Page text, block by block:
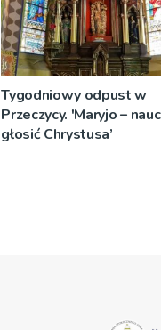
Tygodniowy odpust w
Przeczycy. 'Maryjo –
głosić Chrystusa’